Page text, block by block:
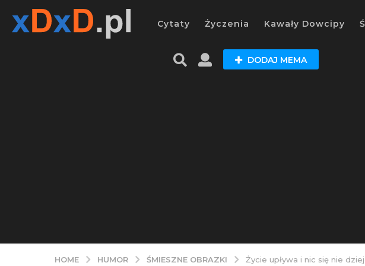
Cytaty Życzenia Kawały Dowcipy
DODAJ MEMA
HOME HUMOR ŚMIESZNE OBRAZKI Życie upływa i nic się nie